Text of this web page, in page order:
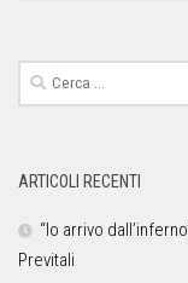
ARTICOLI RECENTI
“Io arrivo
Previtali